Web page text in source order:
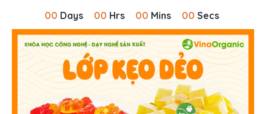
00 Days 00 Hrs 00 Mins 00 Secs